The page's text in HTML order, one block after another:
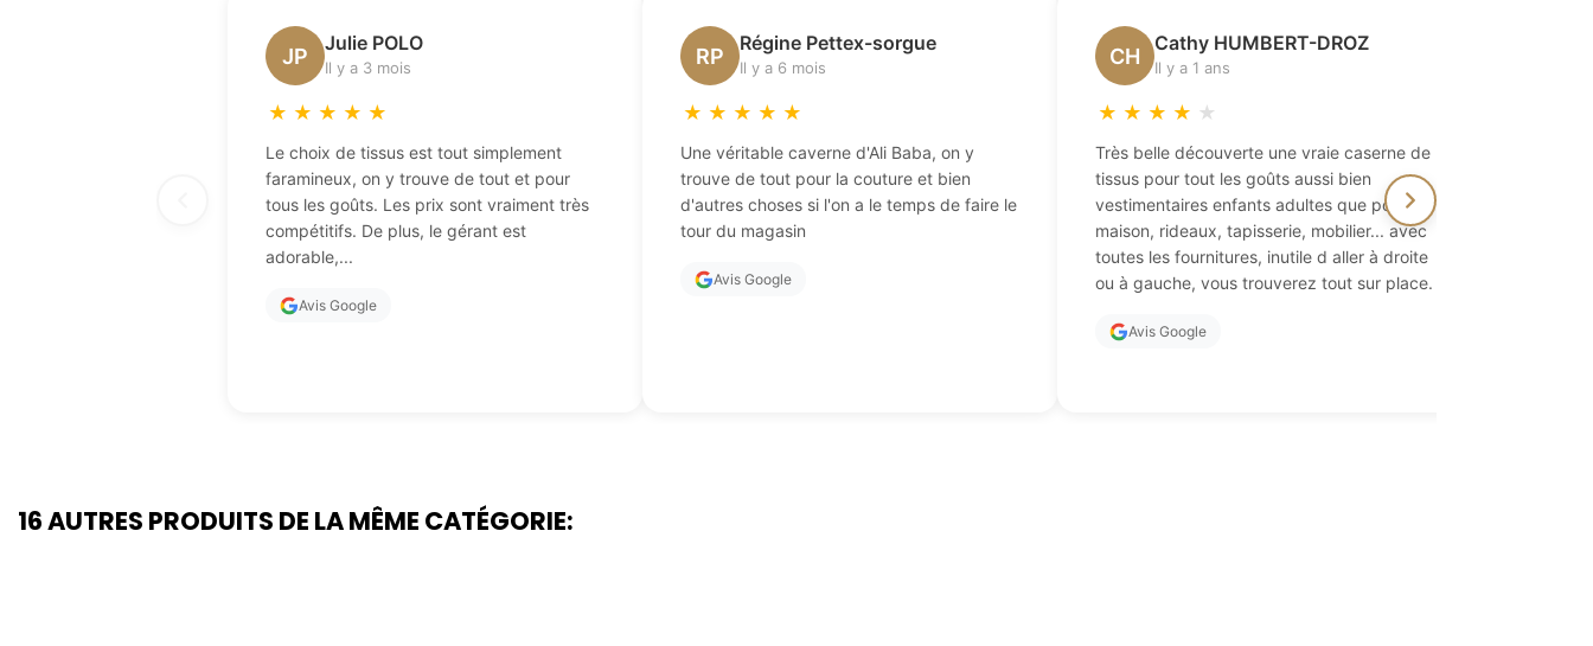
JP
Julie POLO
Il y a 3 mois
★ ★ ★ ★ ★
Le choix de tissus est tout simplement
faramineux, on y trouve de tout et pour
tous les goûts. Les prix sont vraiment très
compétitifs. De plus, le gérant est
adorable,...
Avis Google
RP
Régine Pettex-sorgue
Il y a 6 mois
★ ★ ★ ★ ★
Une véritable caverne d'Ali Baba, on y
trouve de tout pour la couture et bien
d'autres choses si l'on a le temps de faire le
tour du magasin
Avis Google
CH
Cathy HUMBERT-DROZ
Il y a 1 ans
★ ★ ★ ★ ★
Très belle découverte une vraie caserne de
tissus pour tout les goûts aussi bien
vestimentaires enfants adultes que pour la
maison, rideaux, tapisserie, mobilier... avec
toutes les fournitures, inutile d aller à droite
ou à gauche, vous trouverez tout sur place.
Avis Google
16 AUTRES PRODUITS DE LA MÊME CATÉGORIE: